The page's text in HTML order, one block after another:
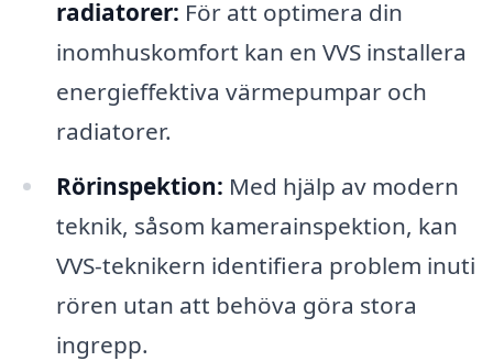
radiatorer: För att optimera din
inomhuskomfort kan en VVS installera
energieffektiva värmepumpar och
radiatorer.
Rörinspektion: Med hjälp av modern
teknik, såsom kamerainspektion, kan
VVS-teknikern identifiera problem inuti
rören utan att behöva göra stora
ingrepp.